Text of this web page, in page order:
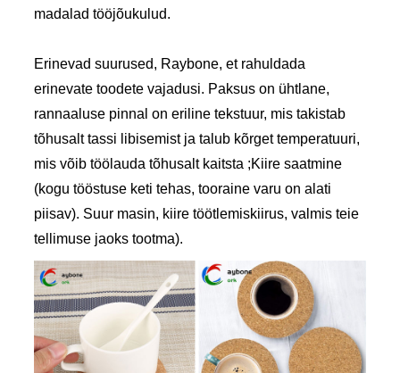
madalad tööjõukulud.
Erinevad suurused, Raybone, et rahuldada
erinevate toodete vajadusi. Paksus on ühtlane,
rannaaluse pinnal on eriline tekstuur, mis takistab
tõhusalt tassi libisemist ja talub kõrget temperatuuri,
mis võib töölauda tõhusalt kaitsta ;Kiire saatmine
(kogu tööstuse keti tehas, tooraine varu on alati
piisav). Suur masin, kiire töötlemiskiirus, valmis teie
tellimuse jaoks tootma).